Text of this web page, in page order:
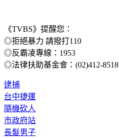
《TVBS》提醒您：
◎拒絕暴力 請撥打110
◎反霸凌專線：1953
◎法律扶助基金會：(02)412-8518
逮捕
台中捷運
隨機砍人
市政府站
長髮男子